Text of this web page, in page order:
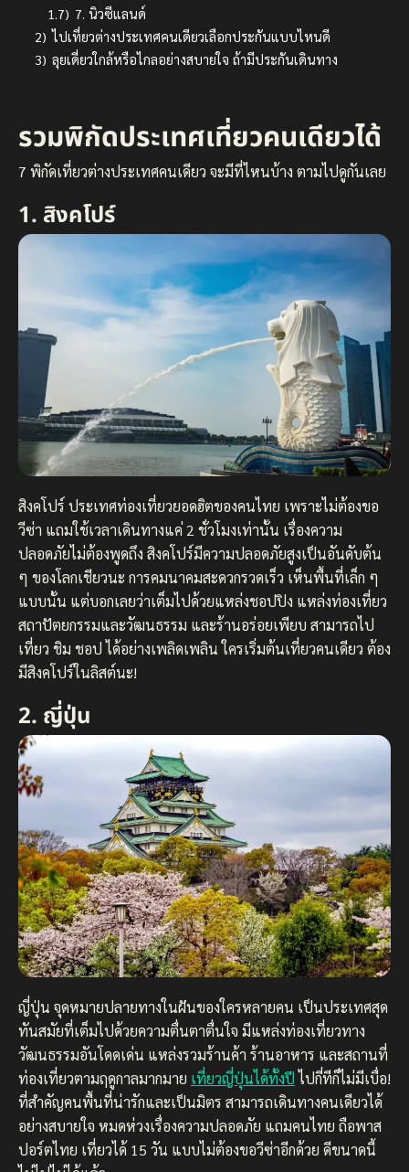
1.7) 7. นิวซีแลนด์
2) ไปเที่ยวต่างประเทศคนเดียวเลือกประกันแบบไหนดี
3) ลุยเดี่ยวใกล้หรือไกลอย่างสบายใจ ถ้ามีประกันเดินทาง
รวมพิกัดประเทศเที่ยวคนเดียวได้
7 พิกัดเที่ยวต่างประเทศคนเดียว จะมีที่ไหนบ้าง ตามไปดูกันเลย
1. สิงคโปร์
สิงคโปร์ ประเทศท่องเที่ยวยอดฮิตของคนไทย เพราะไม่ต้องขอ
วีซ่า แถมใช้เวลาเดินทางแค่ 2 ชั่วโมงเท่านั้น เรื่องความ
ปลอดภัยไม่ต้องพูดถึง สิงคโปร์มีความปลอดภัยสูงเป็นอันดับต้น
ๆ ของโลกเชียวนะ การคมนาคมสะดวกรวดเร็ว เห็นพื้นที่เล็ก ๆ
แบบนั้น แต่บอกเลยว่าเต็มไปด้วยแหล่งชอปปิง แหล่งท่องเที่ยว
สถาปัตยกรรมและวัฒนธรรม และร้านอร่อยเพียบ สามารถไป
เที่ยว ชิม ชอป ได้อย่างเพลิดเพลิน ใครเริ่มต้นเที่ยวคนเดียว ต้อง
มีสิงคโปร์ในลิสต์นะ!
2. ญี่ปุ่น
ญี่ปุ่น จุดหมายปลายทางในฝันของใครหลายคน เป็นประเทศสุด
ทันสมัยที่เต็มไปด้วยความตื่นตาตื่นใจ มีแหล่งท่องเที่ยวทาง
วัฒนธรรมอันโดดเด่น แหล่งรวมร้านค้า ร้านอาหาร และสถานที่
ท่องเที่ยวตามฤดูกาลมากมาย เที่ยวญี่ปุ่นได้ทั้งปีไปกี่ทีก็ไม่มีเบื่อ!
ที่สำคัญคนพื้นที่น่ารักและเป็นมิตร สามารถเดินทางคนเดียวได้
อย่างสบายใจ หมดห่วงเรื่องความปลอดภัย แถมคนไทย ถือพาส
ปอร์ตไทย เที่ยวได้ 15 วัน แบบไม่ต้องขอวีซ่าอีกด้วย ดีขนาดนี้